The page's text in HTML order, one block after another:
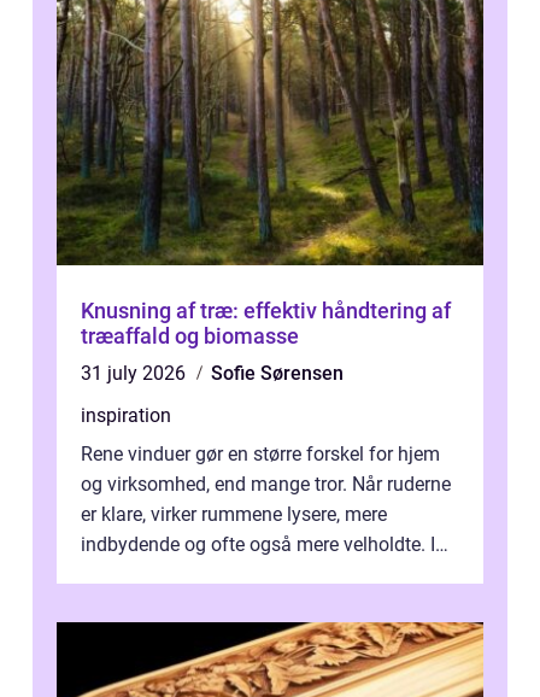
Knusning af træ: effektiv håndtering af
træaffald og biomasse
31 july 2026
Sofie Sørensen
inspiration
Rene vinduer gør en større forskel for hjem
og virksomhed, end mange tror. Når ruderne
er klare, virker rummene lysere, mere
indbydende og ofte også mere velholdte. I